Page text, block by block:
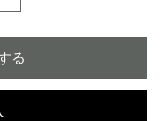
る